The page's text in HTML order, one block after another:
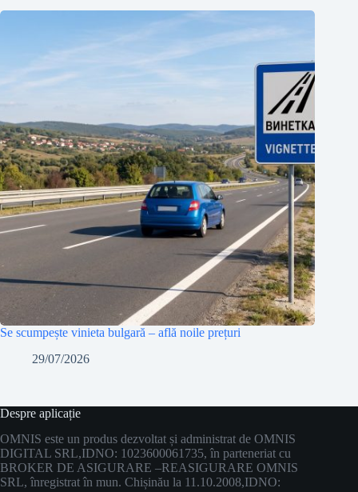
Se scumpește vinieta bulgară – află noile prețuri
29/07/2026
Despre aplicație
OMNIS este un produs dezvoltat și administrat de OMNIS
DIGITAL SRL,IDNO: 1023600061735, în parteneriat cu
BROKER DE ASIGURARE –REASIGURARE OMNIS
SRL, înregistrat în mun. Chișinău la 11.10.2008,IDNO: